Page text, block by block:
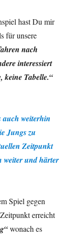
hast Du mir
für unsere
nach
interessiert
keine Tabelle.“
auch weiterhin
Jungs zu
Zeitpunkt
weiter und härter
Spiel gegen
erreicht
wonach es